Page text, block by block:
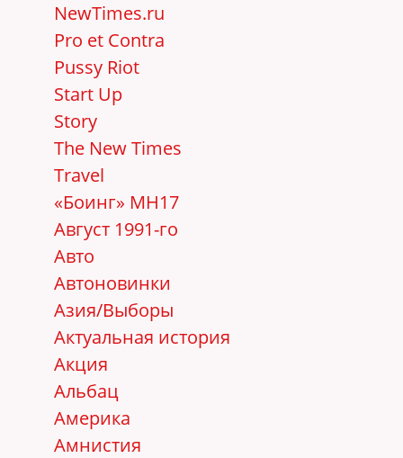
NewTimes.ru
Pro et Contra
Pussy Riot
Start Up
Story
The New Times
Travel
«Боинг» MH17
Август 1991-го
Авто
Автоновинки
Азия/Выборы
Актуальная история
Акция
Альбац
Америка
Амнистия